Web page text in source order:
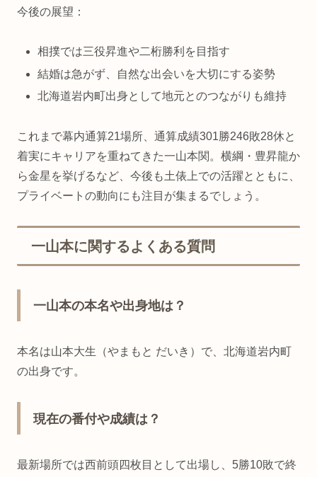
今後の展望：
相撲では三役昇進や二桁勝利を目指す
結婚は急がず、自然な出会いを大切にする姿勢
北海道岩内町出身として地元とのつながりも維持
これまで幕内通算21場所、通算成績301勝246敗28休と
着実にキャリアを重ねてきた一山本関。横綱・豊昇龍か
ら金星を挙げるなど、今後も土俵上での活躍とともに、
プライベートの動向にも注目が集まるでしょう。
一山本に関するよくある質問
一山本の本名や出身地は？
本名は山本大生（やまもと だいき）で、北海道岩内町
の出身です。
現在の番付や成績は？
最新場所では西前頭四枚目として出場し、5勝10敗で終